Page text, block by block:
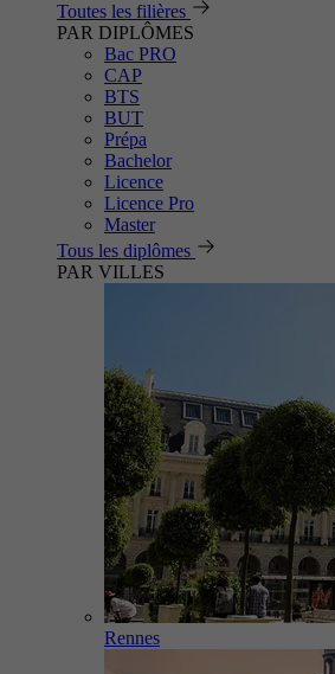
Toutes les filières
PAR DIPLÔMES
Bac PRO
CAP
BTS
BUT
Prépa
Bachelor
Licence
Licence Pro
Master
Tous les diplômes
PAR VILLES
Rennes